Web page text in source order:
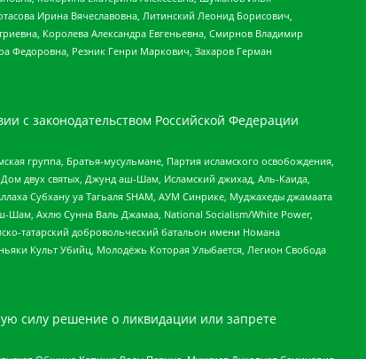
Ирина Вячеславовна, Литинский Леонид Борисович,
Королева Александра Евгеньевна, Смирнов Владимир
Федоровна, Резник Генри Маркович, Захаров Герман
с законодательством Российской Федерации
группа, Братья-мусульмане, Партия исламского освобождения,
двух святых, Джунд аш-Шам, Исламский джихад, Аль-Каида,
Субхану уа Тагьаля SHAM, АУМ Синрике, Муджахеды джамаата
Шам, Ахлю Сунна Валь Джамаа, National Socialism/White Power,
татарский добровольческий батальон имени Номана
Культ Убийц, Молодёжь Которая Улыбается, Легион Свобода
силу решение о ликвидации или запрете